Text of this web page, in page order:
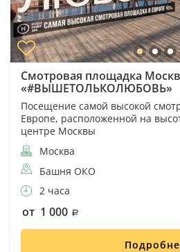
Смотровая площадка
«#ВЫШЕТОЛЬКОЛЮБОВЬ»
Посещение самой высокой
Европе, расположенной на
центре Москвы
Москва
Башня ОКО
2 часа
от 1 000